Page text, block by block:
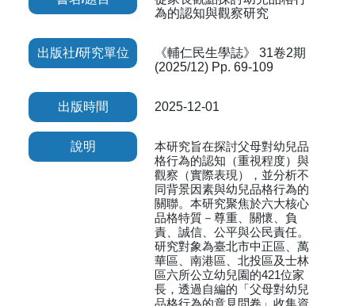
為的認知與觀察研究
出版社/研究單位
《輔仁民生學誌》 31卷2期
(2025/12) Pp. 69-109
出版時間 2025-12-01
說明
本研究旨在探討父母對幼兒品
格行為的認知（重視程度）與
觀察（實際表現），並分析不
同背景因素與幼兒品格行為的
關聯。本研究聚焦於六大核心
品格特質－尊重、關懷、負
責、誠信、公平與公民責任。
研究對象為臺北市中正區、萬
華區、南港區、北投區及士林
區六所公立幼兒園的421位家
長，透過自編的「父母對幼兒
品格行為的意見問卷」收集資